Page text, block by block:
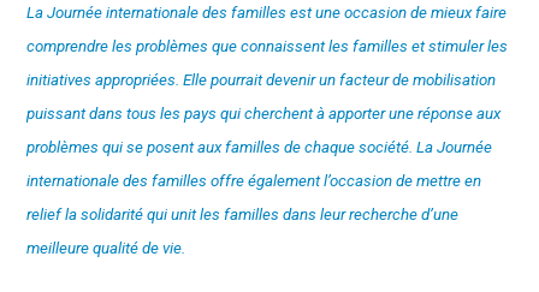
La Journée internationale des familles est une occasion de mieux faire
comprendre les problèmes que connaissent les familles et stimuler les
initiatives appropriées. Elle pourrait devenir un facteur de mobilisation
puissant dans tous les pays qui cherchent à apporter une réponse aux
problèmes qui se posent aux familles de chaque société. La Journée
internationale des familles offre également l’occasion de mettre en
relief la solidarité qui unit les familles dans leur recherche d’une
meilleure qualité de vie.